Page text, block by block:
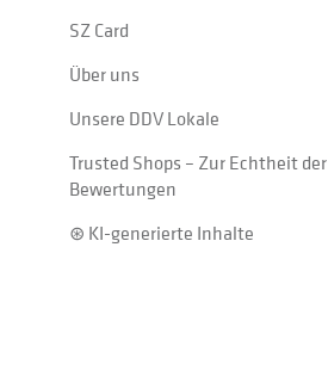
SZ Card
Über uns
Unsere DDV Lokale
Trusted Shops – Zur Echtheit der
Bewertungen
⊛ KI-generierte Inhalte